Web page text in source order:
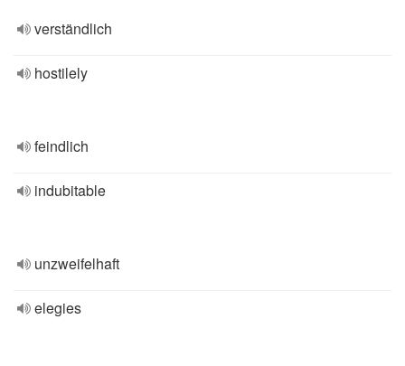
verständlich
hostilely
feindlich
indubitable
unzweifelhaft
elegies